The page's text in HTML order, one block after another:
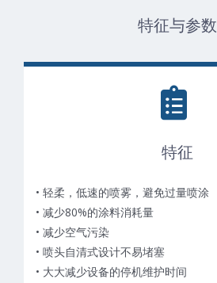
特征与参数
特征
• 轻柔，低速的喷雾，避免过量喷涂
• 减少80%的涂料消耗量
• 减少空气污染
• 喷头自清式设计不易堵塞
• 大大减少设备的停机维护时间